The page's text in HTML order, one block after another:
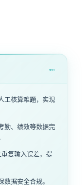
工核算难题，实现
勤、绩效等数据完
复输入误差，提
据安全合规。